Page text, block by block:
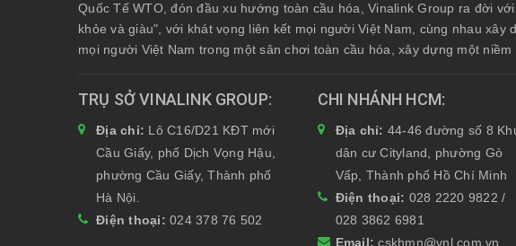
Quốc Tế WTO, đón đầu xu hướng toàn cầu hóa, Vinalink Group ra đời
khỏe và giàu", với khát vọng liên kết mọi người Việt Nam, cùng nhau xây
mọi người Việt Nam trong một sân chơi toàn cầu hóa, xây dựng một niềm
TRỤ SỞ VINALINK GROUP
Địa chỉ: Lô C16/D21 KĐT mới
Cầu Giấy, phố Dịch Vọng Hậu,
phường Cầu Giấy, Thành phố
Hà Nội.
Điện thoại: 024 378 76 502
CHI NHÁNH HCM
Địa chỉ: 44-46 đường số 8
dân cư Cityland, phường Gò
Vấp, Thành phố Hồ Chí Minh
Điện thoại: 028 2220 9822 /
028 3862 6981
Email:cskhmn@vnl.com.vn